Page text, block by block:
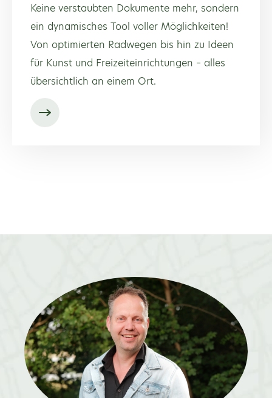
Keine verstaubten Dokumente mehr, sondern
ein dynamisches Tool voller Möglichkeiten!
Von optimierten Radwegen bis hin zu Ideen
für Kunst und Freizeiteinrichtungen – alles
übersichtlich an einem Ort.